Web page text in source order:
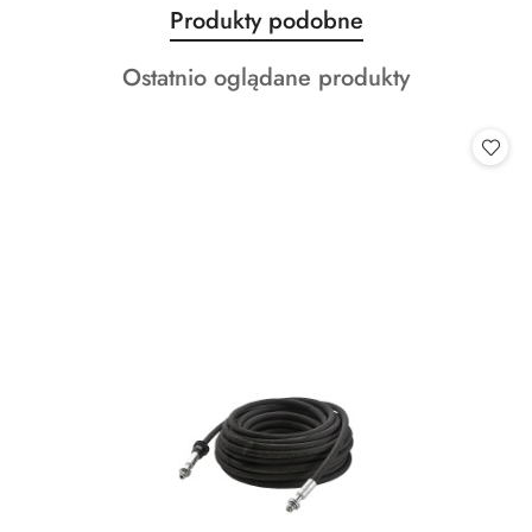
Pomiń karuzelę produktów
Produkty
o
statusie:
Produkty podobne
Produkty
Ostatnio oglądane produkty